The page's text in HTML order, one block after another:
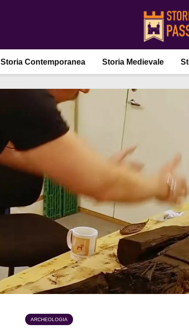
Storia Contemporanea Storia Medievale
ARCHEOLOGIA